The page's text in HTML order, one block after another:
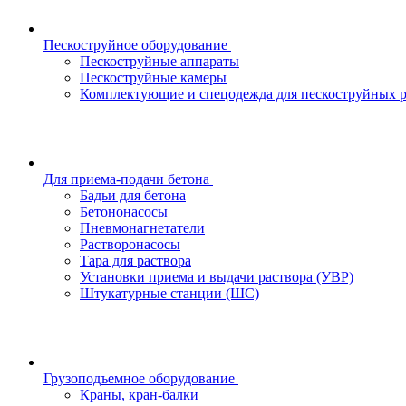
Пескоструйное оборудование
Пескоструйные аппараты
Пескоструйные камеры
Комплектующие и спецодежда для пескоструйных
Для приема-подачи бетона
Бадьи для бетона
Бетононасосы
Пневмонагнетатели
Растворонасосы
Тара для раствора
Установки приема и выдачи раствора (УВР)
Штукатурные станции (ШС)
Грузоподъемное оборудование
Краны, кран-балки